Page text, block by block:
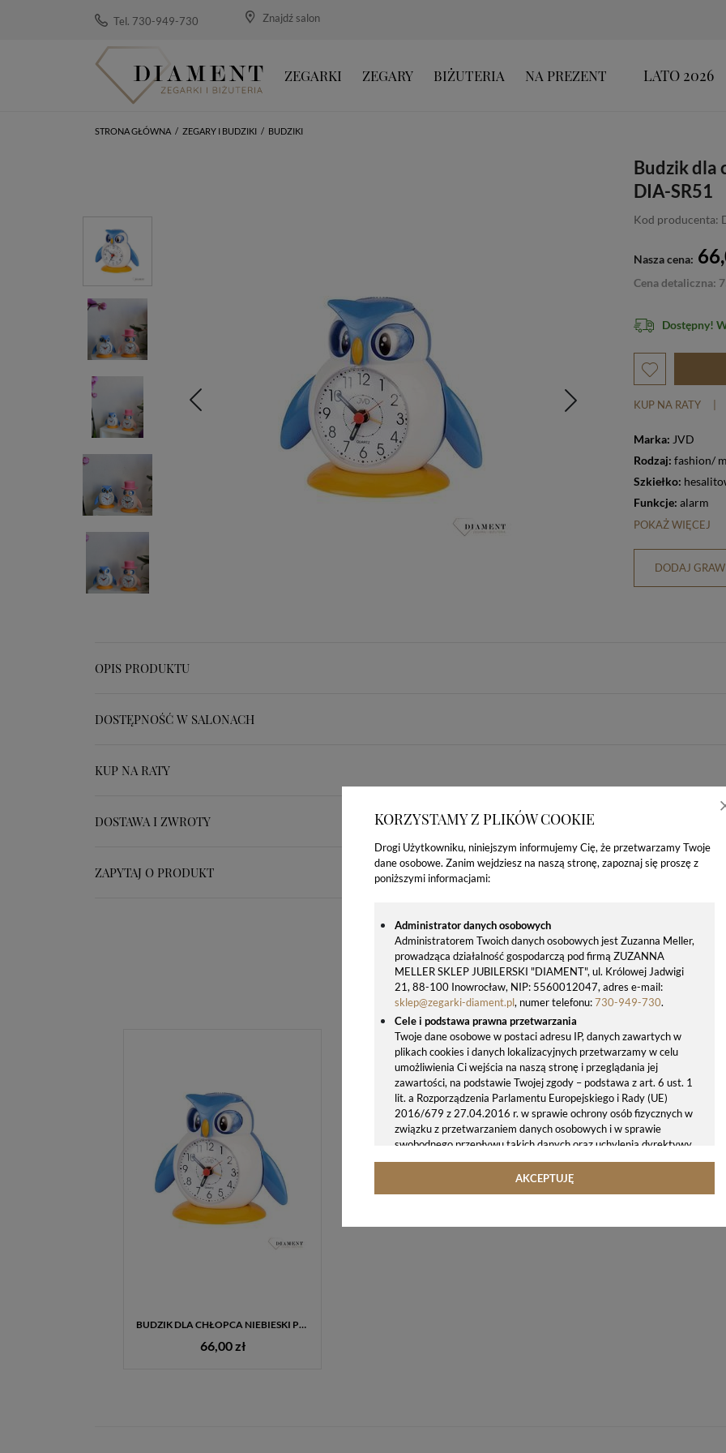
KORZYSTAMY Z PLIKÓW COOKIE
Drogi Użytkowniku, niniejszym informujemy Cię, że przetwarzamy Twoje
dane osobowe. Zanim wejdziesz na naszą stronę, zapoznaj się proszę z
poniższymi informacjami:
Administrator danych osobowych
Administratorem Twoich danych osobowych jest Zuzanna Meller,
prowadząca działalność gospodarczą pod firmą ZUZANNA
MELLER SKLEP JUBILERSKI "DIAMENT", ul. Królowej Jadwigi
21, 88-100 Inowrocław, NIP: 5560012047, adres e-mail:
sklep@zegarki-diament.pl, numer telefonu:730-949-730.
Cele i podstawa prawna przetwarzania
Twoje dane osobowe w postaci adresu IP, danych zawartych w
plikach cookies i danych lokalizacyjnych przetwarzamy w celu
umożliwienia Ci wejścia na naszą stronę i przeglądania jej
zawartości, na podstawie Twojej zgody – podstawa z art. 6 ust. 1
lit. a Rozporządzenia Parlamentu Europejskiego i Rady (UE)
2016/679 z 27.04.2016 r. w sprawie ochrony osób fizycznych w
związku z przetwarzaniem danych osobowych i w sprawie
swobodnego przepływu takich danych oraz uchylenia dyrektywy
95/46/WE (ogólne rozporządzenie o ochronie danych, tj. RODO).
Twoje dane osobowe możemy udostępniać hostingodawcy. Takie
zgodnie z naszymi poleceniami. Przekazujemy Twoje dane poza
AKCEPTUJĘ
Tel. 730-949-730 Znajdź salon
ZEGARKI ZEGARY BIŻUTERIA NA PREZENT LATO 2026
STRONA GŁÓWNA / ZEGARY I BUDZIKI / BUDZIKI
Budzik dla
DIA-SR51
Kod producenta:
Nasza cena:
Cena detaliczna:
Dostępny!
KUP NA RATY
Marka: JVD
Rodzaj: fashion/
Szkiełko:
Funkcje: alarm
POKAŻ WIĘCEJ
DODAJ
OPIS PRODUKTU
DOSTĘPNOŚĆ W SALONACH
KUP NA RATY
DOSTAWA I ZWROTY
ZAPYTAJ O PRODUKT
OSTATNIO OGLĄDANE PRODUKTY
BUDZIK DLA CHŁOPCA NIEBIESKI PINGWIN JVD DIA-SR51
66,00 zł